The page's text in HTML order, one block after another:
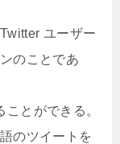
ユーザー
のことであ
ことができる。
のツイートを